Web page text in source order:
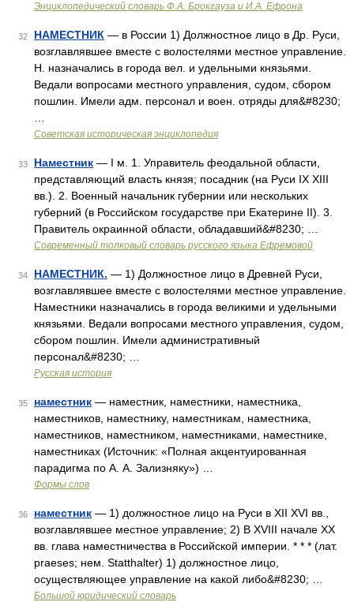
Энциклопедический словарь Ф.А. Брокгауза и И.А. Ефрона
32 НАМЕСТНИК — в России 1) Должностное лицо в Др. Руси,
возглавлявшее вместе с волостелями местное управление.
Н. назначались в города вел. и удельными князьями.
Ведали вопросами местного управления, судом, сбором
пошлин. Имели адм. персонал и воен. отряды для&#8230;
Советская историческая энциклопедия
33 Наместник — I м. 1. Управитель феодальной области,
представляющий власть князя; посадник (на Руси IX XIII
вв.). 2. Военный начальник губернии или нескольких
губерний (в Российском государстве при Екатерине II). 3.
Правитель окраинной области, обладавший&#8230; …
Современный толковый словарь русского языка Ефремовой
34 НАМЕСТНИК. — 1) Должностное лицо в Древней Руси,
возглавлявшее вместе с волостелями местное управление.
Наместники назначались в города великими и удельными
князьями. Ведали вопросами местного управления, судом,
сбором пошлин. Имели административный
персонал&#8230; …
Русская история
35 наместник — наместник, наместники, наместника,
наместников, наместнику, наместникам, наместника,
наместников, наместником, наместниками, наместнике,
наместниках (Источник: «Полная акцентуированная
парадигма по А. А. Зализняку») …
Формы слов
36 наместник — 1) должностное лицо на Руси в XII XVI вв.,
возглавлявшее местное управление; 2) В XVIII начале XX
вв. глава наместничества в Российской империи. * * * (лат.
praeses; нем. Statthalter) 1) должностное лицо,
осуществляющее управление на какой либо&#8230; …
Большой юридический словарь